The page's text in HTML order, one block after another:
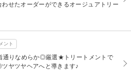
わせたオーダーができるオージュアトリー
ント
通りなめらか◎厳選★トリートメントで
ヤツヤヘアへと導きます♪